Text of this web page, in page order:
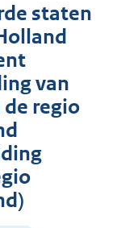
staten
van
regio